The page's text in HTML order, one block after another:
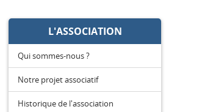
L'ASSOCIATION
Qui sommes-nous ?
Notre projet associatif
Historique de l'association